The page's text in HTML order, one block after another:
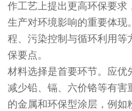
作工艺上提出更高环保要
生产对环境影响的重要体
程、污染控制与循环利用等
保要点。
材料选择是首要环节。应优
减少铅、镉、六价铬等有害
的金属和环保型涂层，例